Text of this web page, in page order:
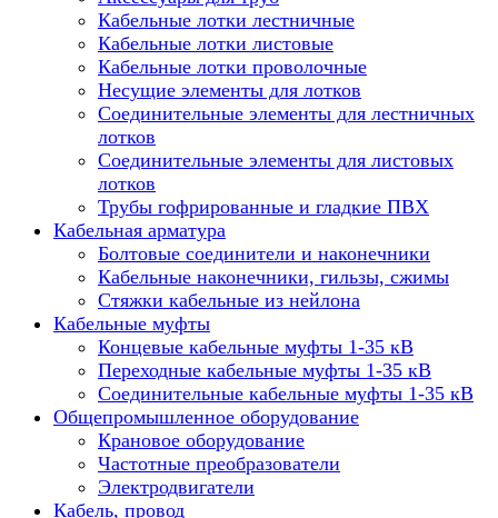
Кабельные лотки лестничные
Кабельные лотки листовые
Кабельные лотки проволочные
Несущие элементы для лотков
Соединительные элементы для лестничных
лотков
Соединительные элементы для листовых
лотков
Трубы гофрированные и гладкие ПВХ
Кабельная арматура
Болтовые соединители и наконечники
Кабельные наконечники, гильзы, сжимы
Стяжки кабельные из нейлона
Кабельные муфты
Концевые кабельные муфты 1-35 кВ
Переходные кабельные муфты 1-35 кВ
Соединительные кабельные муфты 1-35 кВ
Общепромышленное оборудование
Крановое оборудование
Частотные преобразователи
Электродвигатели
Кабель, провод